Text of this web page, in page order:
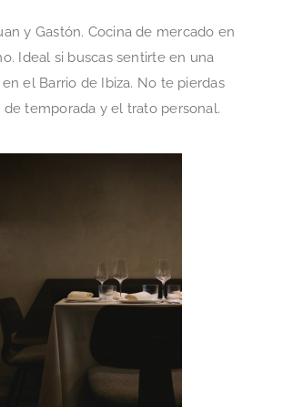
y Gastón. Cocina de mercado en
Ideal si buscas sentirte en una
el Barrio de Ibiza. No te pierdas
de temporada y el trato personal.